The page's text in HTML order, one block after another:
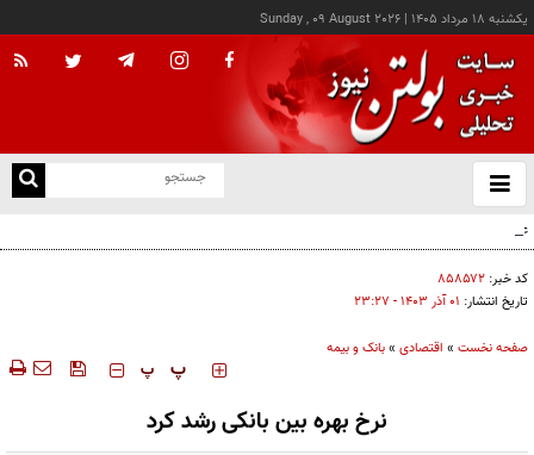
يکشنبه ۱۸ مرداد ۱۴۰۵ |
Sunday , 09 August 2026
باز
و
عامل افزایش قبوض آب و برق برخی مشترکان چه بود؟
کد خبر: ۸۵۸۵۷۲
تاریخ انتشار: ۰۱ آذر ۱۴۰۳ - ۲۳:۲۷
صفحه نخست » اقتصادی »بانک و بیمه
‍‍‍ پ پ
نرخ بهره بین بانکی رشد کرد